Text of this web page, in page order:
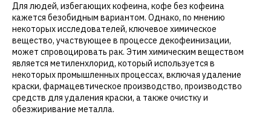
Для людей, избегающих кофеина, кофе без кофеина
кажется безобидным вариантом. Однако, по мнению
некоторых исследователей, ключевое химическое
вещество, участвующее в процессе декофеинизации,
может спровоцировать рак. Этим химическим веществом
является метиленхлорид, который используется в
некоторых промышленных процессах, включая удаление
краски, фармацевтическое производство, производство
средств для удаления краски, а также очистку и
обезжиривание металла.